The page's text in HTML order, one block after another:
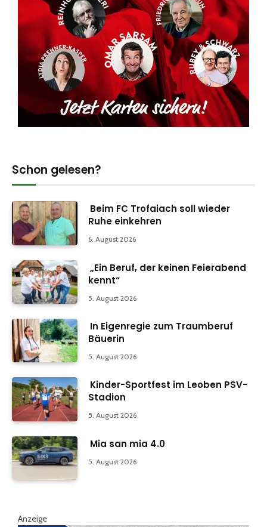
Schon gelesen?
Beim FC Trofaiach soll wieder
Ruhe einkehren
6. August 2026
„Ein Beruf, der keinen Feierabend
kennt“
5. August 2026
In Eigenregie zum Traumberuf
Bäuerin
5. August 2026
Kinder-Sportfest im Leoben PSV-
Stadion
5. August 2026
Mia san mia 4.0
5. August 2026
Anzeige